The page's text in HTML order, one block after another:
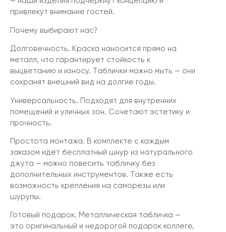
привлекут внимание гостей.
Почему выбирают нас?
Долговечность. Краска наносится прямо на
металл, что гарантирует стойкость к
выцветанию и износу. Таблички можно мыть — они
сохранят внешний вид на долгие годы.
Универсальность. Подходят для внутренних
помещений и уличных зон. Сочетают эстетику и
прочность.
Простота монтажа. В комплекте с каждым
заказом идёт бесплатный шнур из натурального
джута — можно повесить табличку без
дополнительных инструментов. Также есть
возможность крепления на саморезы или
шурупы.
Готовый подарок. Металлическая табличка —
это оригинальный и недорогой подарок коллеге,